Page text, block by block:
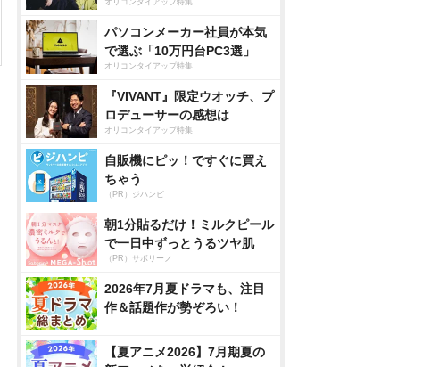
オリコンタイアップ特集
パソコンメーカー社員が本気
で選ぶ「10万円台PC3選」
オリコンタイアップ特集
『VIVANT』限定ウオッチ、プ
ロデューサーの感想は
オリコンタイアップ特集
自販機にピッ！ですぐに買え
ちゃう
（PR）ジハンピ
朝1分貼るだけ！ミルクピール
で一日中ずっとうるツヤ肌
（PR）サボリーノ
2026年7月夏ドラマも、注目
作＆話題作が勢ぞろい！
【夏アニメ2026】7月期夏の